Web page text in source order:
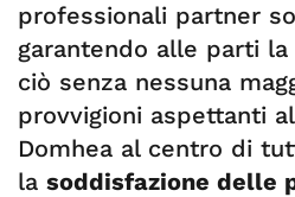
professionali partner
garantendo alle parti
ciò senza nessuna
provvigioni aspettanti
Domhea al centro di
la soddisfazione delle